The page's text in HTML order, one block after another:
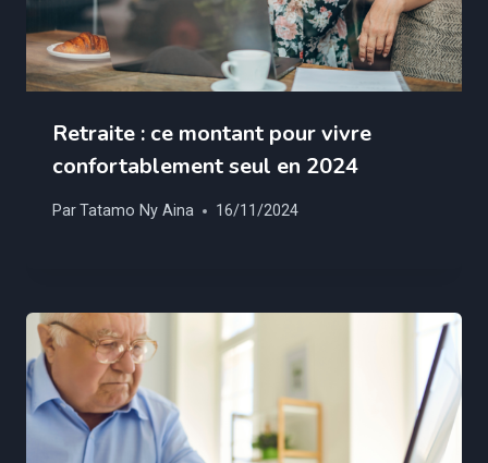
Retraite : ce montant pour vivre
confortablement seul en 2024
ParTatamo Ny Aina 16/11/2024